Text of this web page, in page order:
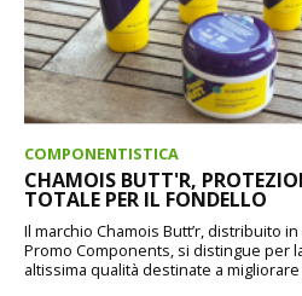
COMPONENTISTICA
CHAMOIS BUTT'R,
TOTALE PER IL FONDELLO
Il marchio Chamois Butt’r, distribuito
Promo Components, si distingue per
altissima qualità destinate a